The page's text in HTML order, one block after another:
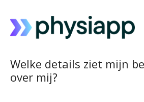
Welke details ziet mijn
over mij?